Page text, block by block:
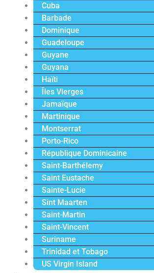
Cuba
Barbade
Dominique
Guadeloupe
Guyane
Guyana
Haïti
Îles Vierges
Jamaïque
Martinique
Montserrat
Porto-Rico
République Dominicaine
Saint-Barthélemy
Saint Eustache
Sainte-Lucie
Sint Maarten
Saint-Martin
Saint-Vincent
Suriname
Trinidad et Tobago
US Virgin Island